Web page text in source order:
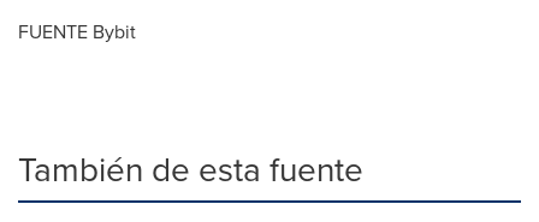
FUENTE Bybit
También de esta fuente